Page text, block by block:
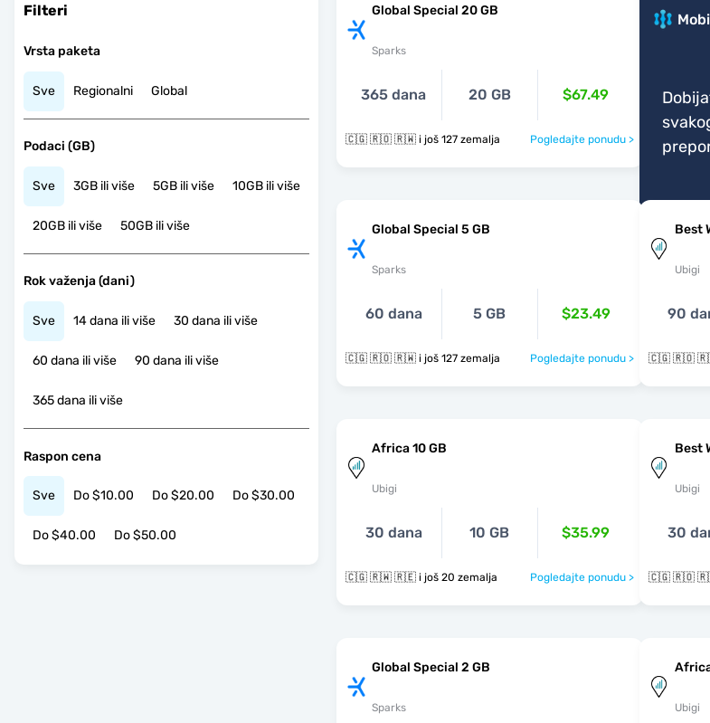
Filteri
Vrsta paketa
Sve Regionalni Global
Podaci (GB)
Sve 3GB ili više 5GB ili više 10GB ili više
20GB ili više 50GB ili više
Rok važenja (dani)
Sve 14 dana ili više 30 dana ili više
60 dana ili više 90 dana ili više
365 dana ili više
Raspon cena
Sve Do $10.00 Do $20.00 Do $30.00
Do $40.00 Do $50.00
Global Special 20 GB
Sparks
365 dana 20 GB $67.49
🇨🇬 🇷🇴 🇷🇼 i još 127 zemalja Pogledajte ponudu >
Global Special 5 GB
Sparks
60 dana 5 GB $23.49
🇨🇬 🇷🇴 🇷🇼 i još 127 zemalja Pogledajte ponudu >
Best
Ubigi
90
Africa 10 GB
Ubigi
30 dana 10 GB $35.99
🇨🇬 🇷🇼 🇷🇪 i još 20 zemalja Pogledajte ponudu >
Best
Ubigi
30
Global Special 2 GB
Sparks Ubigi